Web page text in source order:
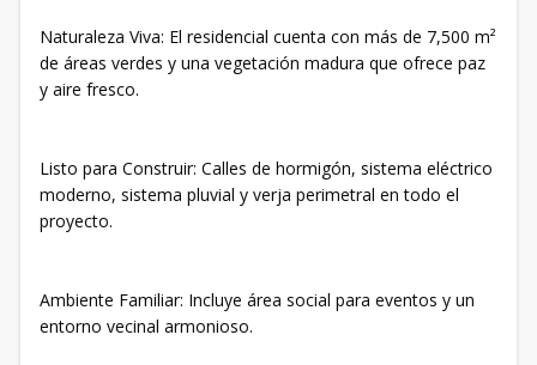
​Naturaleza Viva: El residencial cuenta con más de 7,500 m²
de áreas verdes y una vegetación madura que ofrece paz
y aire fresco.
​Listo para Construir: Calles de hormigón, sistema eléctrico
moderno, sistema pluvial y verja perimetral en todo el
proyecto.
​Ambiente Familiar: Incluye área social para eventos y un
entorno vecinal armonioso.